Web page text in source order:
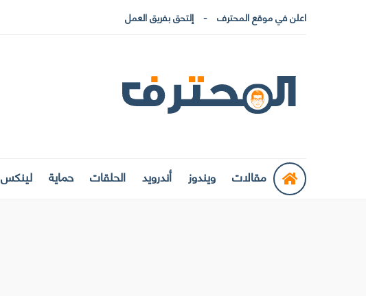
اعلن في موقع المحترف إلتحق بفريق العمل
مقالات ويندوز أندرويد الحلقات حماية لينكس